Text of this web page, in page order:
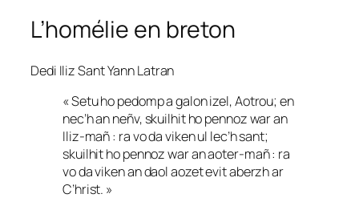
L’homélie en breton
Dedi Iliz Sant Yann Latran
« Setu ho pedomp a galon izel, Aotrou; en
nec’h an neñv, skuilhit ho pennoz war an
Iliz-mañ : ra vo da viken ul lec’h sant;
skuilhit ho pennoz war an aoter-mañ : ra
vo da viken an daol aozet evit aberzh ar
C’hrist. »